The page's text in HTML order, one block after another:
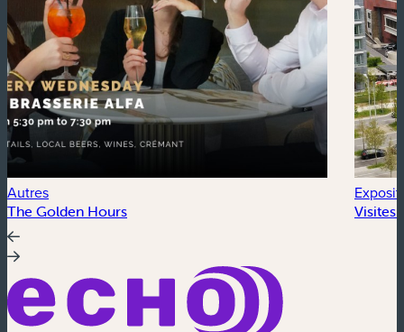
Autres
The Golden Hours Visites